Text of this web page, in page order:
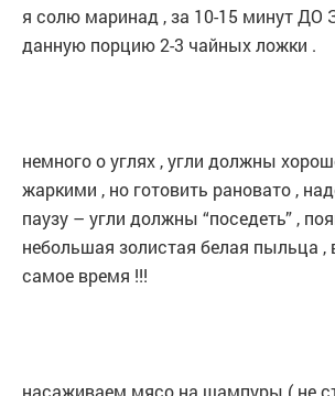
я солю маринад , за 10-15 минут ДО
данную порцию 2-3 чайных ложки .
немного о углях , угли должны
жаркими , но готовить рановато ,
паузу – угли должны “поседеть” ,
небольшая золистая белая пыльца ,
самое время !!!
насаживаем мясо на шампуры ( не